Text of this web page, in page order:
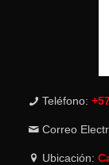
Teléfono:
Correo
Ubicación: